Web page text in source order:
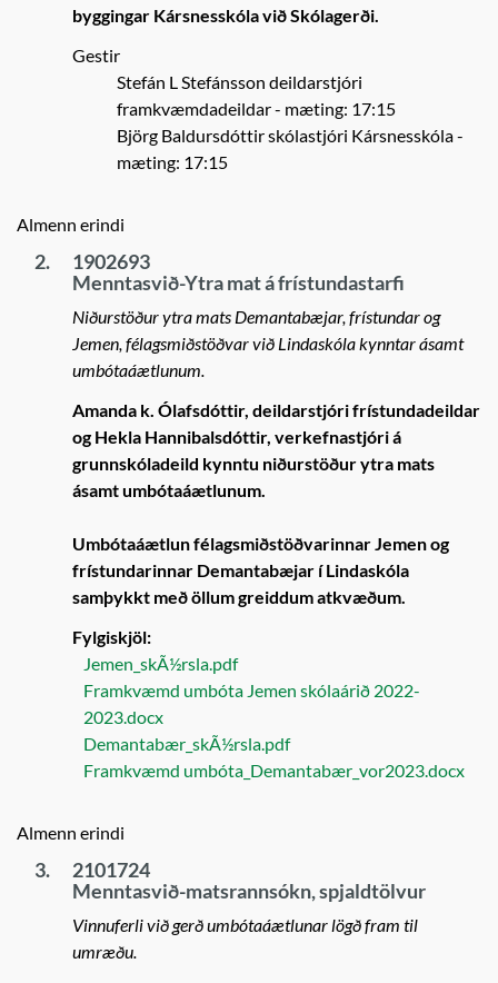
byggingar Kársnesskóla við Skólagerði.
Gestir
Stefán L Stefánsson deildarstjóri
framkvæmdadeildar- mæting: 17:15
Björg Baldursdóttir skólastjóri Kársnesskóla-
mæting: 17:15
Almenn erindi
2.
1902693
Menntasvið-Ytra mat á frístundastarfi
Niðurstöður ytra mats Demantabæjar, frístundar og
Jemen, félagsmiðstöðvar við Lindaskóla kynntar ásamt
umbótaáætlunum.
Amanda k. Ólafsdóttir, deildarstjóri frístundadeildar
og Hekla Hannibalsdóttir, verkefnastjóri á
grunnskóladeild kynntu niðurstöður ytra mats
ásamt umbótaáætlunum.
Umbótaáætlun félagsmiðstöðvarinnar Jemen og
frístundarinnar Demantabæjar í Lindaskóla
samþykkt með öllum greiddum atkvæðum.
Fylgiskjöl:
Jemen_skÃ½rsla.pdf
Framkvæmd umbóta Jemen skólaárið 2022-
2023.docx
Demantabær_skÃ½rsla.pdf
Framkvæmd umbóta_Demantabær_vor2023.docx
Almenn erindi
3.
2101724
Menntasvið-matsrannsókn, spjaldtölvur
Vinnuferli við gerð umbótaáætlunar lögð fram til
umræðu.